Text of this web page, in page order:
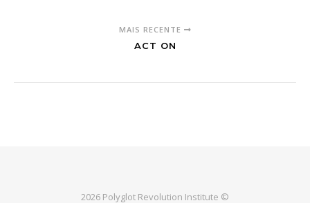
MAIS RECENTE
ACT ON
2026 Polyglot Revolution Institute ©